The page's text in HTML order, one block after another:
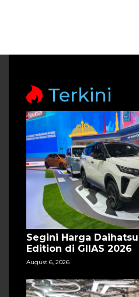
Terkini
Segini Harga
Edition di GIIAS 2026
August 6, 2026